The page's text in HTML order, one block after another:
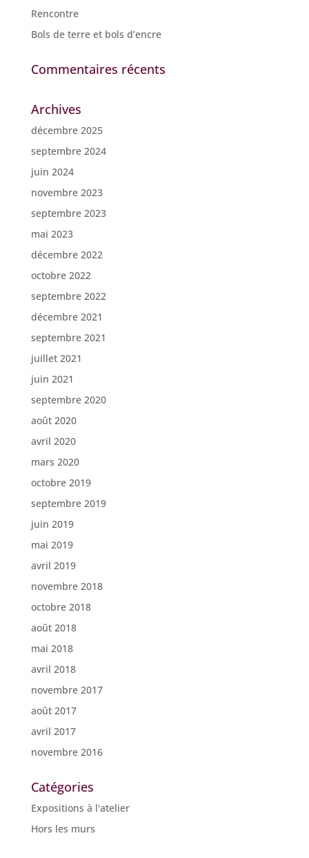
Rencontre
Bols de terre et bols d’encre
Commentaires récents
Archives
décembre 2025
septembre 2024
juin 2024
novembre 2023
septembre 2023
mai 2023
décembre 2022
octobre 2022
septembre 2022
décembre 2021
septembre 2021
juillet 2021
juin 2021
septembre 2020
août 2020
avril 2020
mars 2020
octobre 2019
septembre 2019
juin 2019
mai 2019
avril 2019
novembre 2018
octobre 2018
août 2018
mai 2018
avril 2018
novembre 2017
août 2017
avril 2017
novembre 2016
Catégories
Expositions à l'atelier
Hors les murs